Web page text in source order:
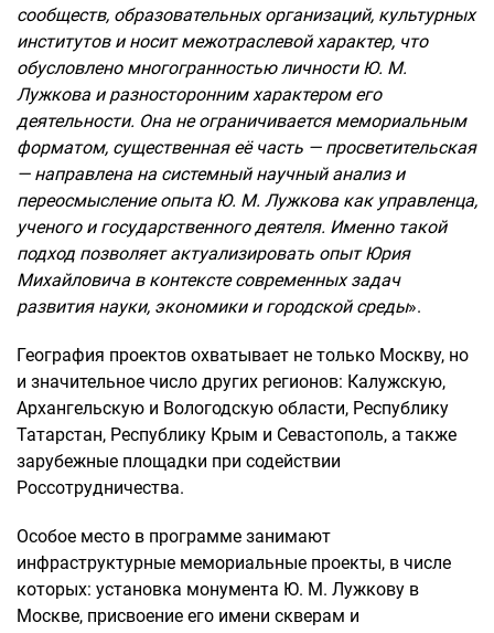
сообществ, образовательных организаций, культурных
институтов и носит межотраслевой характер, что
обусловлено многогранностью личности Ю. М.
Лужкова и разносторонним характером его
деятельности. Она не ограничивается мемориальным
форматом, существенная её часть — просветительская
— направлена на системный научный анализ и
переосмысление опыта Ю. М. Лужкова как управленца,
ученого и государственного деятеля. Именно такой
подход позволяет актуализировать опыт Юрия
Михайловича в контексте современных задач
развития науки, экономики и городской среды».
География проектов охватывает не только Москву, но
и значительное число других регионов: Калужскую,
Архангельскую и Вологодскую области, Республику
Татарстан, Республику Крым и Севастополь, а также
зарубежные площадки при содействии
Россотрудничества.
Особое место в программе занимают
инфраструктурные мемориальные проекты, в числе
которых: установка монумента Ю. М. Лужкову в
Москве, присвоение его имени скверам и